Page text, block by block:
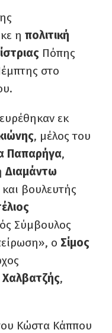
η πολιτική
Πόπης
στο
εκ
, μέλος του
Παπαρήγα,
Διαμάντω
βουλευτής
Σύμβουλος
ο Σίμος
,
Κώστα Κάππου